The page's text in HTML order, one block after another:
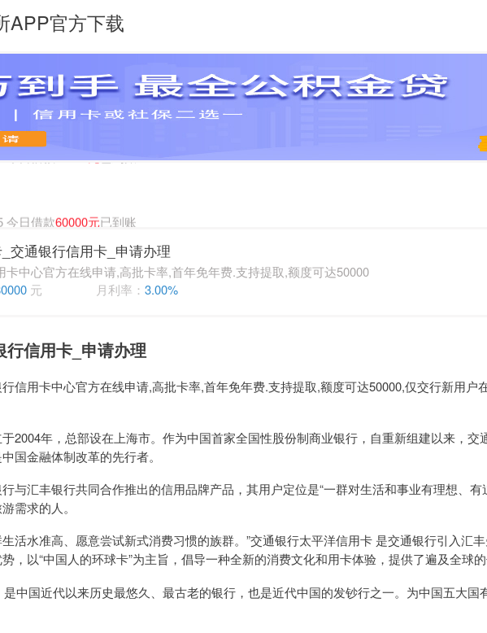
APP官方下载
今日借款60000元已到账
今日借款
日借款
今日借款30000元已到账
交通银行信用卡_申请办理
卡中心官方在线申请,高批卡率,首年免年费.支持提取,额度可达50000
元 月利率：3.00%
信用卡_申请办理
信用卡中心官方在线申请,高批卡率,首年免年费.支持提取,额度可达50000,仅交行新用户
2004年，总部设在上海市。作为中国首家全国性股份制商业银行，自重新组建以来，
国金融体制改革的先行者。
与汇丰银行共同合作推出的信用品牌产品，其用户定位是“一群对生活和事业有理想、
需求的人。
活水准高、愿意尝试新式消费习惯的族群。”交通银行太平洋信用卡 是交通银行引入汇
，以“中国人的环球卡”为主旨，倡导一种全新的消费文化和用卡体验，提供了遍及全球的
中国近代以来历史最悠久、最古老的银行，也是近代中国的发钞行之一。为中国五大